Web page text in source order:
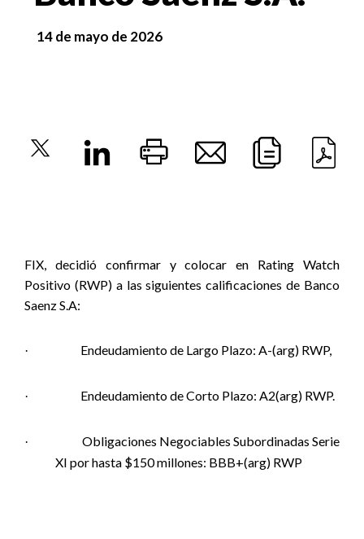
14 de mayo de 2026
FIX, decidió confirmar y colocar en Rating Watch
Positivo (RWP) a las siguientes calificaciones de Banco
Saenz S.A:
· Endeudamiento de Largo Plazo: A-(arg) RWP,
· Endeudamiento de Corto Plazo: A2(arg) RWP.
·
Obligaciones Negociables Subordinadas Serie
XI por hasta $150 millones: BBB+(arg) RWP